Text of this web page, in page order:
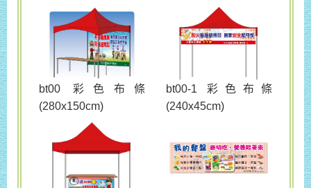
bt00 彩色布條
(280x150cm)
bt00-1 彩色布條
(240x45cm)